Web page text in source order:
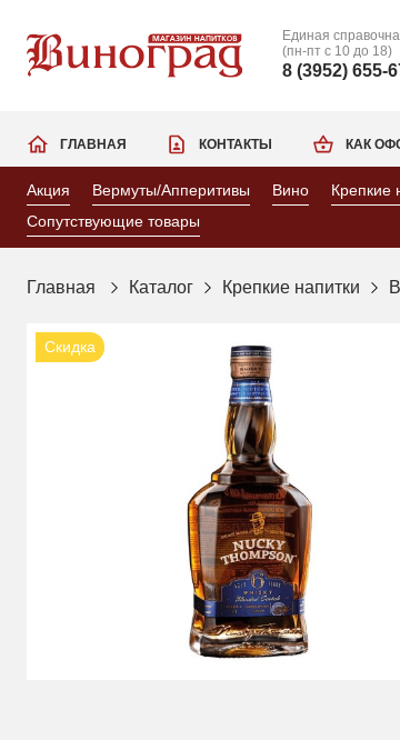
Единая
(пн-пт с 10 до 18)
8 (3952) 655-
КАК
ГЛАВНАЯ КОНТАКТЫ
Акция Вермуты/Апперитивы Вино Крепкие
Сопутствующие товары
Главная Каталог Крепкие напитки
Скидка